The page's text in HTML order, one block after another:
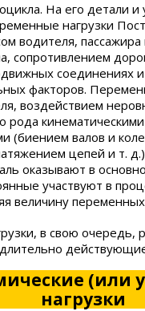
На его детали и
нагрузки
водителя, пассажира
сопротивлением
соединениях
факторов.
воздействием
рода кинематическими
(биением валов и
цепей и т.
оказывают в
участвуют в
величину
в свою очередь,
(или
нагрузки